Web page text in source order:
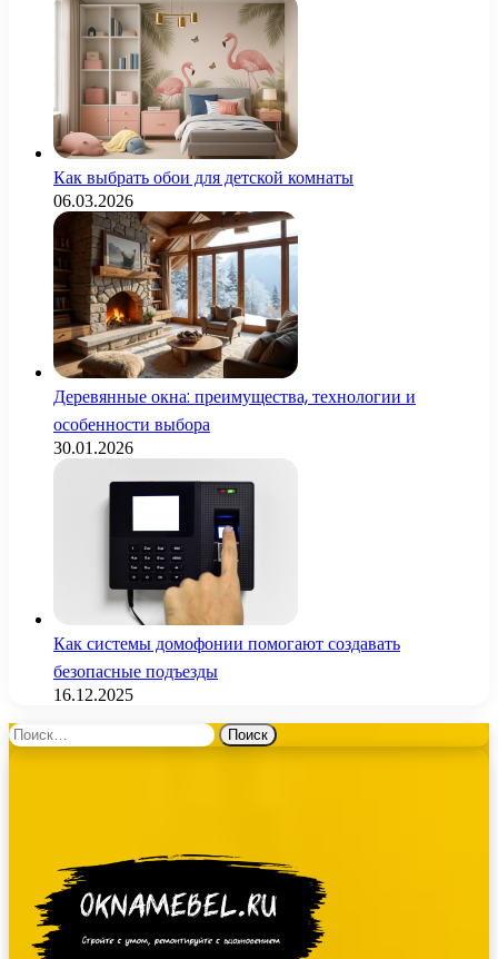
Как выбрать обои для детской комнаты
06.03.2026
Деревянные окна: преимущества, технологии и
особенности выбора
30.01.2026
Как системы домофонии помогают создавать
безопасные подъезды
16.12.2025
Найти: